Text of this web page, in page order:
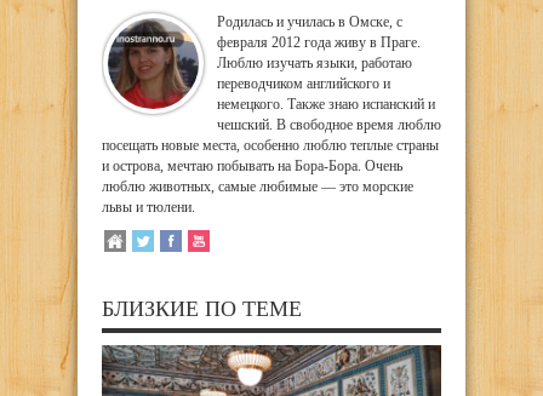
Родилась и училась в Омске, с
февраля 2012 года живу в Праге.
Люблю изучать языки, работаю
переводчиком английского и
немецкого. Также знаю испанский и
чешский. В свободное время люблю
посещать новые места, особенно люблю теплые страны
и острова, мечтаю побывать на Бора-Бора. Очень
люблю животных, самые любимые — это морские
львы и тюлени.
БЛИЗКИЕ ПО ТЕМЕ